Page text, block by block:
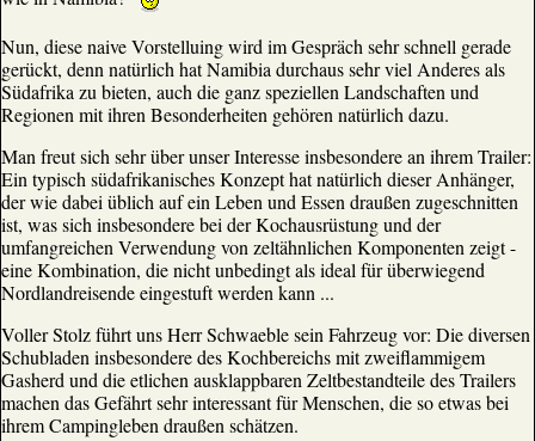
Nun, diese naive Vorstelluing wird im Gespräch sehr schnell gerade
gerückt, denn natürlich hat Namibia durchaus sehr viel Anderes als
Südafrika zu bieten, auch die ganz speziellen Landschaften und
Regionen mit ihren Besonderheiten gehören natürlich dazu.
Man freut sich sehr über unser Interesse insbesondere an ihrem Trailer:
Ein typisch südafrikanisches Konzept hat natürlich dieser Anhänger,
der wie dabei üblich auf ein Leben und Essen draußen zugeschnitten
ist, was sich insbesondere bei der Kochausrüstung und der
umfangreichen Verwendung von zeltähnlichen Komponenten zeigt -
eine Kombination, die nicht unbedingt als ideal für überwiegend
Nordlandreisende eingestuft werden kann ...
Voller Stolz führt uns Herr Schwaeble sein Fahrzeug vor: Die diversen
Schubladen insbesondere des Kochbereichs mit zweiflammigem
Gasherd und die etlichen ausklappbaren Zeltbestandteile des Trailers
machen das Gefährt sehr interessant für Menschen, die so etwas bei
ihrem Campingleben draußen schätzen.